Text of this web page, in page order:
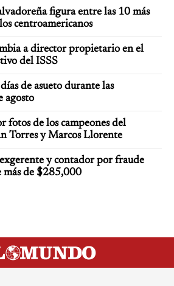
figura entre las 10 más
centroamericanos
a director propietario en el
del ISSS
de asueto durante las
agosto
fotos de los campeones del
Torres y Marcos Llorente
y contador por fraude
más de $285,000